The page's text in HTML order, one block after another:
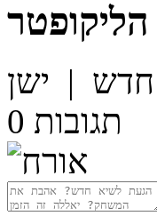
הליקופטר
חדש | ישן
0 תגובות